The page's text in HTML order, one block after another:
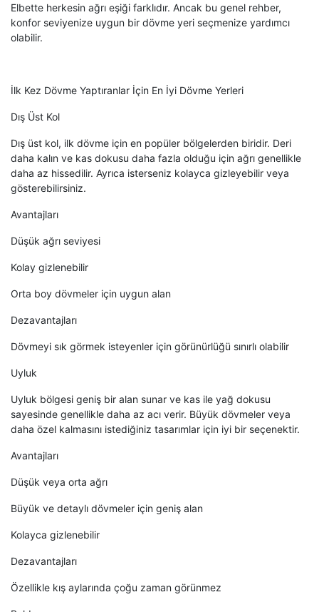
Elbette herkesin ağrı eşiği farklıdır. Ancak bu genel rehber,
konfor seviyenize uygun bir dövme yeri seçmenize yardımcı
olabilir.
İlk Kez Dövme Yaptıranlar İçin En İyi Dövme Yerleri
Dış Üst Kol
Dış üst kol, ilk dövme için en popüler bölgelerden biridir. Deri
daha kalın ve kas dokusu daha fazla olduğu için ağrı genellikle
daha az hissedilir. Ayrıca isterseniz kolayca gizleyebilir veya
gösterebilirsiniz.
Avantajları
Düşük ağrı seviyesi
Kolay gizlenebilir
Orta boy dövmeler için uygun alan
Dezavantajları
Dövmeyi sık görmek isteyenler için görünürlüğü sınırlı olabilir
Uyluk
Uyluk bölgesi geniş bir alan sunar ve kas ile yağ dokusu
sayesinde genellikle daha az acı verir. Büyük dövmeler veya
daha özel kalmasını istediğiniz tasarımlar için iyi bir seçenektir.
Avantajları
Düşük veya orta ağrı
Büyük ve detaylı dövmeler için geniş alan
Kolayca gizlenebilir
Dezavantajları
Özellikle kış aylarında çoğu zaman görünmez